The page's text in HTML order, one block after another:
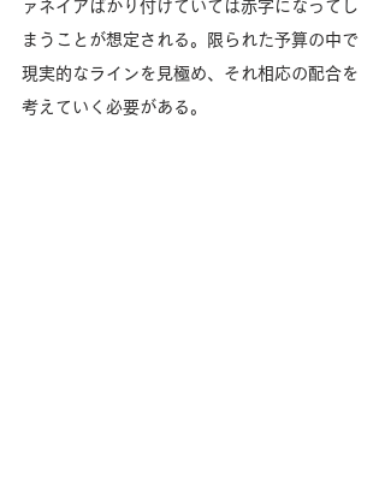
ァネイアばかり付けていては赤字になってし
まうことが想定される。限られた予算の中で
現実的なラインを見極め、それ相応の配合を
考えていく必要がある。